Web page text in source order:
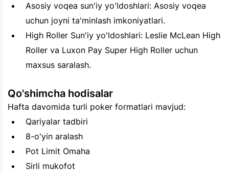
Asosiy voqea sun'iy yo'ldoshlari: Asosiy voqea
uchun joyni ta'minlash imkoniyatlari.
High Roller Sun'iy yo'ldoshlari: Leslie McLean High
Roller va Luxon Pay Super High Roller uchun
maxsus saralash.
Qo'shimcha hodisalar
Hafta davomida turli poker formatlari mavjud:
Qariyalar tadbiri
8-o'yin aralash
Pot Limit Omaha
Sirli mukofot